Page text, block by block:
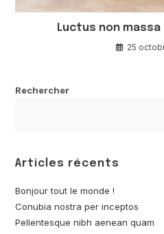
Luctus non
25
Rechercher
Articles récents
Bonjour tout le monde !
Conubia nostra per inceptos
Pellentesque nibh aenean quam